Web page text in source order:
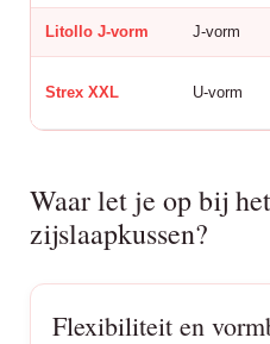
Litollo J-vorm J-vorm
Strex XXL U-vorm
Waar let je op bij
zijslaapkussen?
Flexibiliteit en